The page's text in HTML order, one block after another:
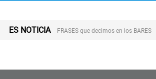
ES NOTICIA FRASES que decimos en los BARES